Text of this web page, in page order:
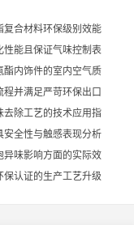
复合材料环保级别效能
性能且保证气味控制表
酯内饰件的室内空气质
并满足严苛环保出口
去除工艺的技术应用指
安全性与触感表现分析
异味影响方面的实际效
认证的生产工艺升级